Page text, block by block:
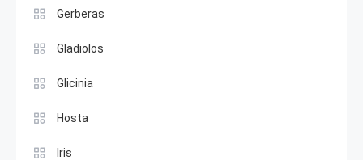
Gerberas
Gladiolos
Glicinia
Hosta
Iris